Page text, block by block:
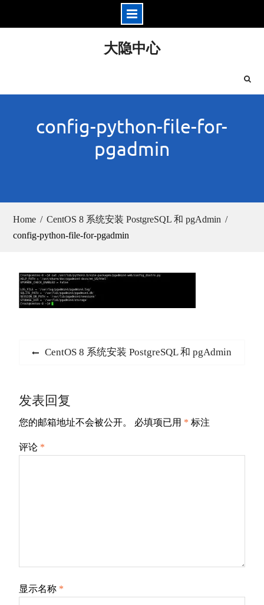
大隐中心
config-python-file-for-
pgadmin
Home
CentOS 8 系统安装 PostgreSQL 和 pgAdmin
config-python-file-for-pgadmin
文
航
Previous
CentOS 8 系统安装 PostgreSQL 和 pgAdmin
发表回复
您的邮箱地址不会被公开。 必填项已用 * 标注
评论 *
显示名称 *